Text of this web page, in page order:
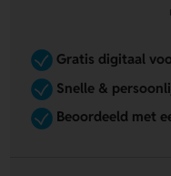
Gratis digitaal
Snelle &
Beoordeeld met